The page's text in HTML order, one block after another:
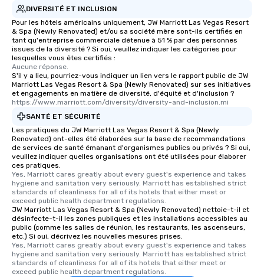
DIVERSITÉ ET INCLUSION
Pour les hôtels américains uniquement, JW Marriott Las Vegas Resort
& Spa (Newly Renovated) et/ou sa société mère sont-ils certifiés en
tant qu'entreprise commerciale détenue à 51 % par des personnes
issues de la diversité ? Si oui, veuillez indiquer les catégories pour
lesquelles vous êtes certifiés :
Aucune réponse.
S'il y a lieu, pourriez-vous indiquer un lien vers le rapport public de JW
Marriott Las Vegas Resort & Spa (Newly Renovated) sur ses initiatives
et engagements en matière de diversité, d'équité et d'inclusion ?
https://www.marriott.com/diversity/diversity-and-inclusion.mi
SANTÉ ET SÉCURITÉ
Les pratiques du JW Marriott Las Vegas Resort & Spa (Newly
Renovated) ont-elles été élaborées sur la base de recommandations
de services de santé émanant d'organismes publics ou privés ? Si oui,
veuillez indiquer quelles organisations ont été utilisées pour élaborer
ces pratiques.
Yes, Marriott cares greatly about every guest's experience and takes
hygiene and sanitation very seriously. Marriott has established strict
standards of cleanliness for all of its hotels that either meet or
exceed public health department regulations.
JW Marriott Las Vegas Resort & Spa (Newly Renovated) nettoie-t-il et
désinfecte-t-il les zones publiques et les installations accessibles au
public (comme les salles de réunion, les restaurants, les ascenseurs,
etc.) Si oui, décrivez les nouvelles mesures prises.
Yes, Marriott cares greatly about every guest's experience and takes
hygiene and sanitation very seriously. Marriott has established strict
standards of cleanliness for all of its hotels that either meet or
exceed public health department regulations.